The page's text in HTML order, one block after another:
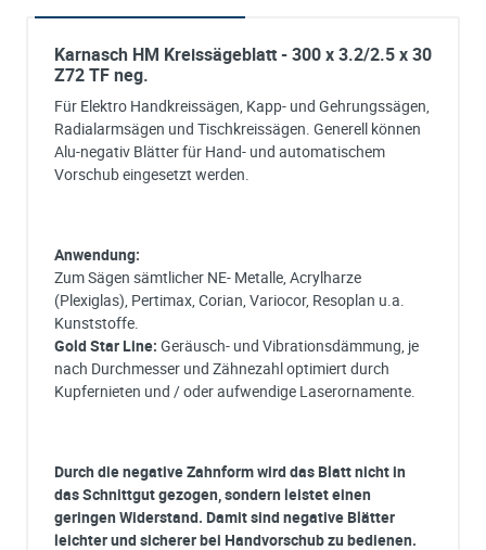
Karnasch HM Kreissägeblatt - 300 x 3.2/2.5 x 30
Z72 TF neg.
Für Elektro Handkreissägen, Kapp- und Gehrungssägen,
Radialarmsägen und Tischkreissägen. Generell können
Alu-negativ Blätter für Hand- und automatischem
Vorschub eingesetzt werden.
Anwendung:
Zum Sägen sämtlicher NE- Metalle, Acrylharze
(Plexiglas), Pertimax, Corian, Variocor, Resoplan u.a.
Kunststoffe.
Gold Star Line: Geräusch- und Vibrationsdämmung, je
nach Durchmesser und Zähnezahl optimiert durch
Kupfernieten und / oder aufwendige Laserornamente.
Durch die negative Zahnform wird das Blatt nicht in
das Schnittgut gezogen, sondern leistet einen
geringen Widerstand. Damit sind negative Blätter
leichter und sicherer bei Handvorschub zu bedienen.